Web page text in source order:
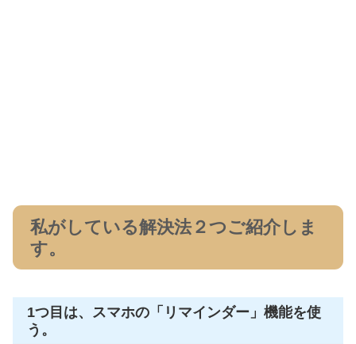
私がしている解決法２つご紹介しま
す。
1つ目は、スマホの「リマインダー」機能を使
う。